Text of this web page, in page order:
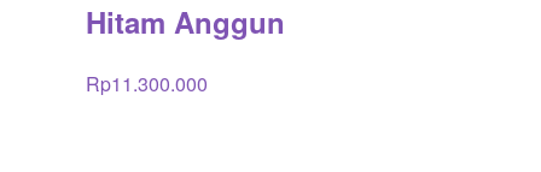
Hitam Anggun
Rp11.300.000